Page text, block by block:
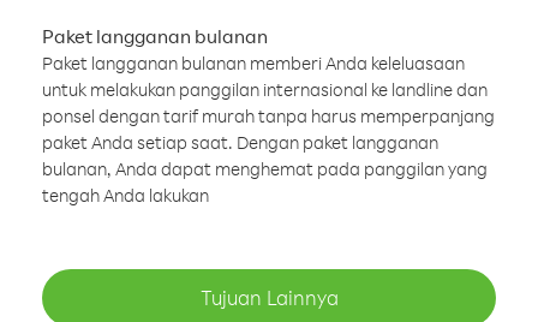
Paket langganan bulanan
Paket langganan bulanan memberi Anda keleluasaan
untuk melakukan panggilan internasional ke landline dan
ponsel dengan tarif murah tanpa harus memperpanjang
paket Anda setiap saat. Dengan paket langganan
bulanan, Anda dapat menghemat pada panggilan yang
tengah Anda lakukan
Tujuan Lainnya